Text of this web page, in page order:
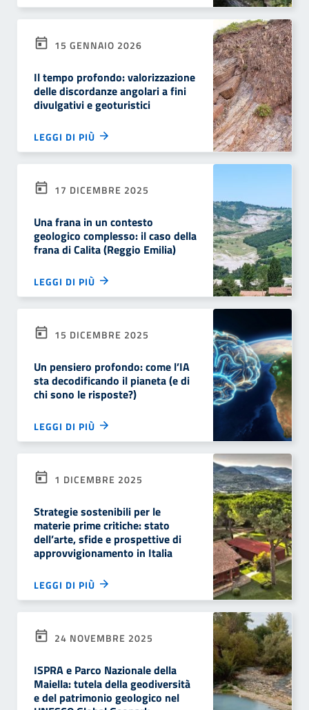
15 GENNAIO 2026
Il tempo profondo: valorizzazione
delle discordanze angolari a fini
divulgativi e geoturistici
LEGGI DI PIÙ
17 DICEMBRE 2025
Una frana in un contesto
geologico complesso: il caso della
frana di Calita (Reggio Emilia)
LEGGI DI PIÙ
15 DICEMBRE 2025
Un pensiero profondo: come l’IA
sta decodificando il pianeta (e di
chi sono le risposte?)
LEGGI DI PIÙ
1 DICEMBRE 2025
Strategie sostenibili per le
materie prime critiche: stato
dell’arte, sfide e prospettive di
approvvigionamento in Italia
LEGGI DI PIÙ
24 NOVEMBRE 2025
ISPRA e Parco Nazionale della
Maiella: tutela della geodiversità
e del patrimonio geologico nel